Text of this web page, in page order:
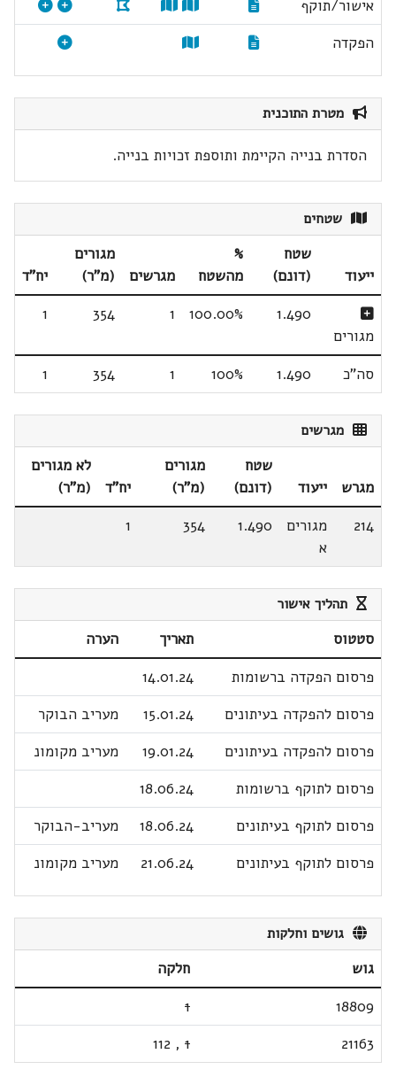
אישור/תוקף
הפקדה
מטרת התוכנית
הסדרת בנייה הקיימת ותוספת זכויות בנייה.
שטחים
ייעוד
שטח
(דונם)
%
מהשטח
מגרשים
מגורים
(מ"ר)
יח"ד
מגורים
1.490
100.00%
1
354
1
סה"כ 1.490
100%
1
354
1
מגרשים
מגרש ייעוד
שטח
(דונם)
מגורים
(מ"ר)
יח"ד
לא מגורים
(מ"ר)
214
מגורים
א
1.490
354
1
תהליך אישור
סטטוס תאריך
הערה
פרסום הפקדה ברשומות
14.01.24
פרסום להפקדה בעיתונים
15.01.24
מעריב הבוקר
פרסום להפקדה בעיתונים
19.01.24
מעריב מקומונ
פרסום לתוקף ברשומות
18.06.24
פרסום לתוקף בעיתונים
18.06.24
מעריב-הבוקר
פרסום לתוקף בעיתונים
21.06.24 מעריב מקומונ
גושים וחלקות
גוש
חלקה
18809
1
21163
1
,
112